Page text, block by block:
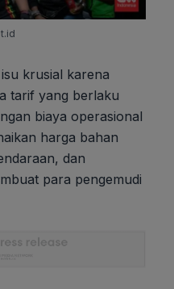
krusial karena
tarif yang berlaku
biaya operasional
harga bahan
dan
para pengemudi